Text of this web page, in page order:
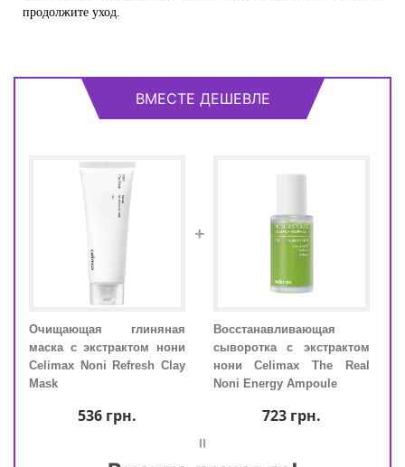
продолжите уход.
ВМЕСТЕ ДЕШЕВЛЕ
Очищающая глиняная
маска с экстрактом нони
Celimax Noni Refresh Clay
Mask
536грн.
+
Восстанавливающая
сыворотка с экстрактом
нони Celimax The Real
Noni Energy Ampoule
723грн.
=